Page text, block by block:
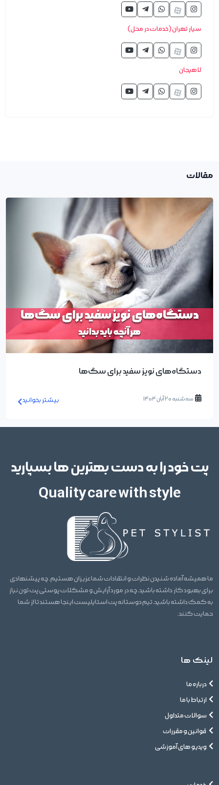
سیار تهران (خدمات در محل)
لاهیجان
مقالات
محلول‌ها و دیفیوزرهای آرام‌بخش سگ‌ها
سه شنبه 20 آبان 1404 بیشتر بخوانید
پت خود را به دست بهترین ها بسپارید
Quality care with style
ما همیشه آماده شنیدن نظرات و انتقادات شما عزیزان هستیم. چه پیشنهادی
برای بهبود کار داشته باشید، چه در مورد آرایش و مشکلات پوستی پت تون نیاز
به کمک داشته باشید، تیم دوستانه پت استایلیست اینجا هستند تا از شما
حمایت کنند.
لینک ها
درباره ما
ارتباط با ما
سوالات متداول
قوانین و مقررات
ویدیو های آموزشی